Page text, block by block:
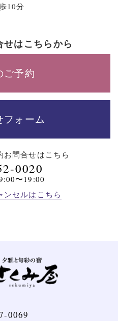
10分
はこちらから
ご予約
フォーム
お問合せはこちら
0020
〜19:00
ンセルはこちら
0069